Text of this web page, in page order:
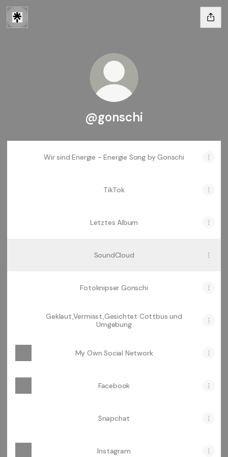
@gonschi
Wir sind Energie - Energie Song by Gonschi
TikTok
Letztes Album
SoundCloud
Fotoknipser Gonschi
Geklaut,Vermisst,Gesichtet Cottbus und
Umgebung
My Own Social Network
Facebook
Snapchat
Instagram